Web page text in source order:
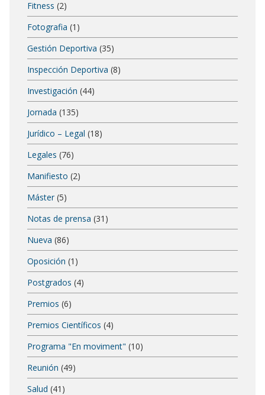
Fitness (2)
Fotografia (1)
Gestión Deportiva (35)
Inspección Deportiva (8)
Investigación (44)
Jornada (135)
Jurídico – Legal (18)
Legales (76)
Manifiesto (2)
Máster (5)
Notas de prensa (31)
Nueva (86)
Oposición (1)
Postgrados (4)
Premios (6)
Premios Científicos (4)
Programa "En moviment" (10)
Reunión (49)
Salud (41)